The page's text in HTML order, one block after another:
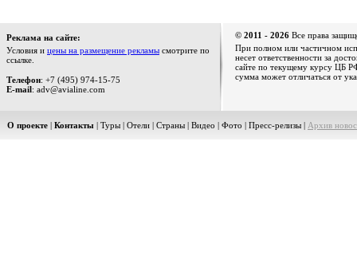
Реклама на сайте:
Условия и цены на размещение рекламы смотрите по
ссылке.
Телефон: +7 (495) 974-15-75
E-mail: adv@avialine.com
© 2011 - 2026 Все права
При полном или частичном
несет ответственности за
сайте по текущему курсу ЦБ
сумма может отличаться от
О проекте | Контакты | Туры | Отели | Страны | Видео | Фото | Пресс-релизы | Архив